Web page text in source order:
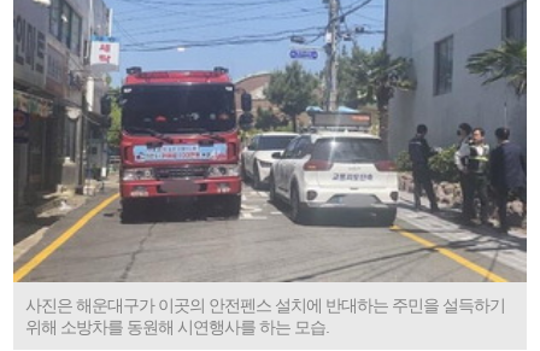
사진은 해운대구가 이곳의 안전펜스 설치에 반대하는 주민을 설득하기
위해 소방차를 동원해 시연행사를 하는 모습.